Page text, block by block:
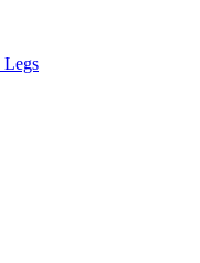
Legs